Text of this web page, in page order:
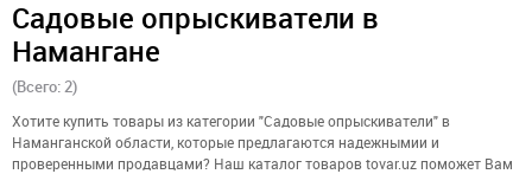
Садовые опрыскиватели в
Намангане
(Всего: 2)
Хотите купить товары из категории "Садовые опрыскиватели" в
Наманганской области, которые предлагаются надежнымии и
проверенными продавцами? Наш каталог товаров tovar.uz поможет Вам